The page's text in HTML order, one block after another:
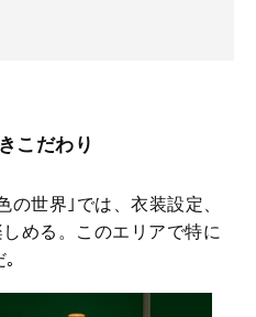
こだわり
の世界｣では、衣装設定、
める。このエリアで特に